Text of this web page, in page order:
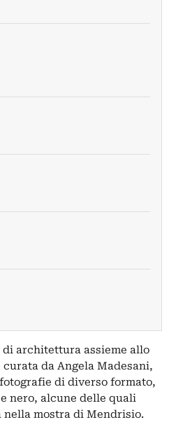
di architettura assieme allo
da Angela Madesani,
di diverso formato,
nero, alcune delle quali
nella mostra di Mendrisio.